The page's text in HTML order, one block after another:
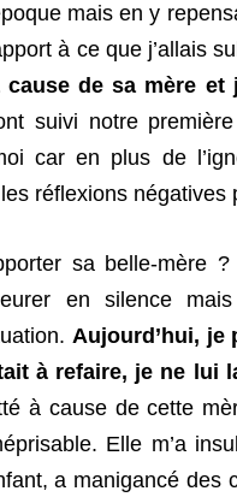
mais en y
à ce que j’allais
cause de sa mère
suivi notre
car en plus de
réflexions négatives
sa belle-mère
en silence
Aujourd’hui, je
à refaire, je ne lui
à cause de cette
Elle m’a
a manigancé des